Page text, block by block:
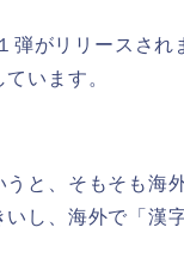
弾がリリースさ
います。
と、そもそも海
し、海外で「漢